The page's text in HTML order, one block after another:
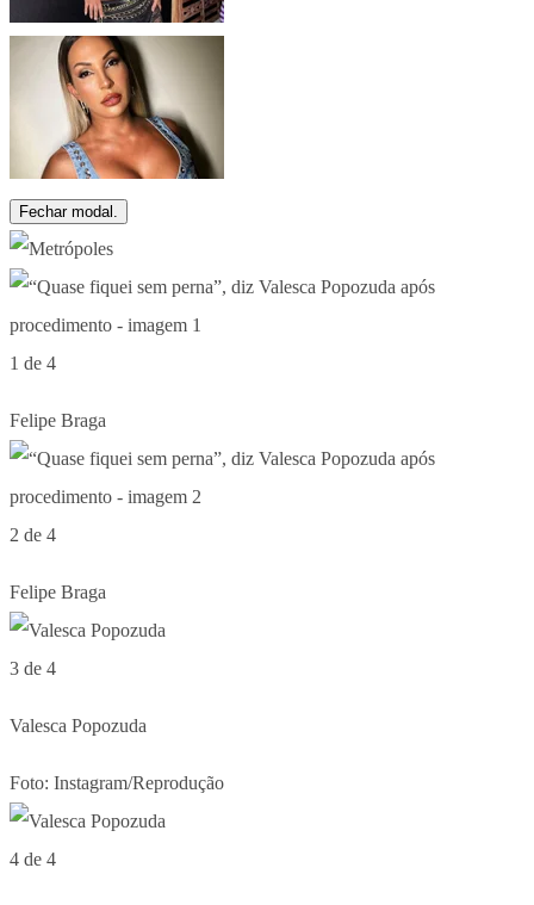
Fechar modal.
1 de 4
Felipe Braga
2 de 4
Felipe Braga
3 de 4
Valesca Popozuda
Foto: Instagram/Reprodução
4 de 4